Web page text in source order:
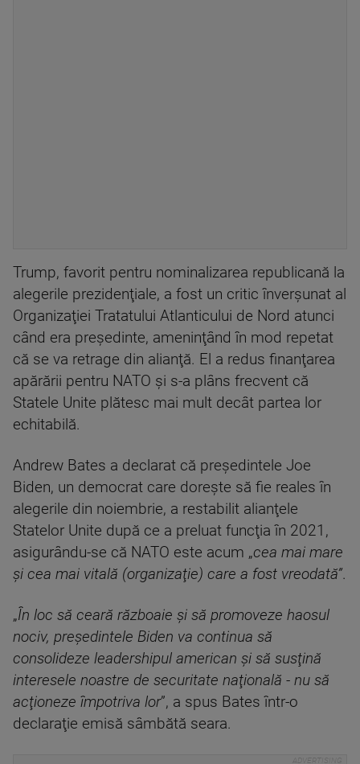
Trump, favorit pentru nominalizarea republicană la
alegerile prezidenţiale, a fost un critic înverşunat al
Organizaţiei Tratatului Atlanticului de Nord atunci
când era preşedinte, ameninţând în mod repetat
că se va retrage din alianţă. El a redus finanţarea
apărării pentru NATO şi s-a plâns frecvent că
Statele Unite plătesc mai mult decât partea lor
echitabilă.
Andrew Bates a declarat că preşedintele Joe
Biden, un democrat care doreşte să fie reales în
alegerile din noiembrie, a restabilit alianţele
Statelor Unite după ce a preluat funcţia în 2021,
asigurându-se că NATO este acum „cea mai mare
şi cea mai vitală (organizaţie) care a fost vreodată”.
„În loc să ceară războaie şi să promoveze haosul
nociv, preşedintele Biden va continua să
consolideze leadershipul american şi să susţină
interesele noastre de securitate naţională - nu să
acţioneze împotriva lor”, a spus Bates într-o
declaraţie emisă sâmbătă seara.